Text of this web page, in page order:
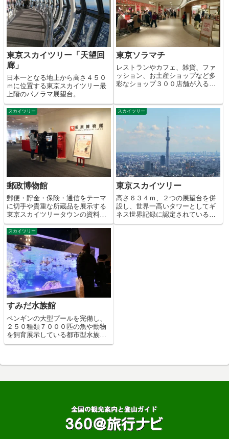
東京スカイツリー「天望回
廊」
日本一となる地上から高さ４５０
ｍに位置する東京スカイツリー最
上階のパノラマ展望台。
東京ソラマチ
レストランやカフェ、雑貨、ファ
ッション、お土産ショップなど多
彩なショップ３００店舗が入る商
スカイツリー
郵政博物館
郵便・貯金・保険・通信をテーマ
に切手や貴重な所蔵品を展示する
東京スカイツリータウンの資料
館。
スカイツリー
東京スカイツリー
高さ６３４ｍ、２つの展望台を併
設し、世界一高いタワーとしてギ
ネス世界記録に認定されている電
波塔。
スカイツリー
すみだ水族館
ペンギンの大型プールを完備し、
２５０種類７０００匹の魚や動物
を飼育展示している都市型水族
館。